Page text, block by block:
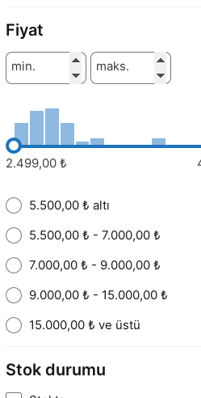
Fiyat
min. maks.
2.499,00 ₺
5.500,00 ₺ altı
5.500,00 ₺ - 7.000,00 ₺
7.000,00 ₺ - 9.000,00 ₺
9.000,00 ₺ - 15.000,00 ₺
15.000,00 ₺ ve üstü
Stok durumu